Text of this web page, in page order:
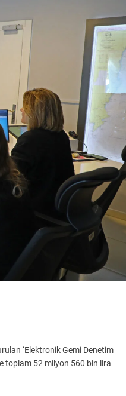
‘Elektronik Gemi Denetim
toplam 52 milyon 560 bin lira